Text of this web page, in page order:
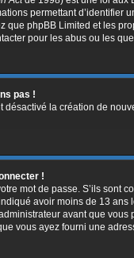
permettant d’identifier
phpBB Limited et les
pour les abus ou les
pas !
désactivé la création de
!
mot de passe. S’ils sont
avoir moins de 13
avant que
vous ayez fourni une